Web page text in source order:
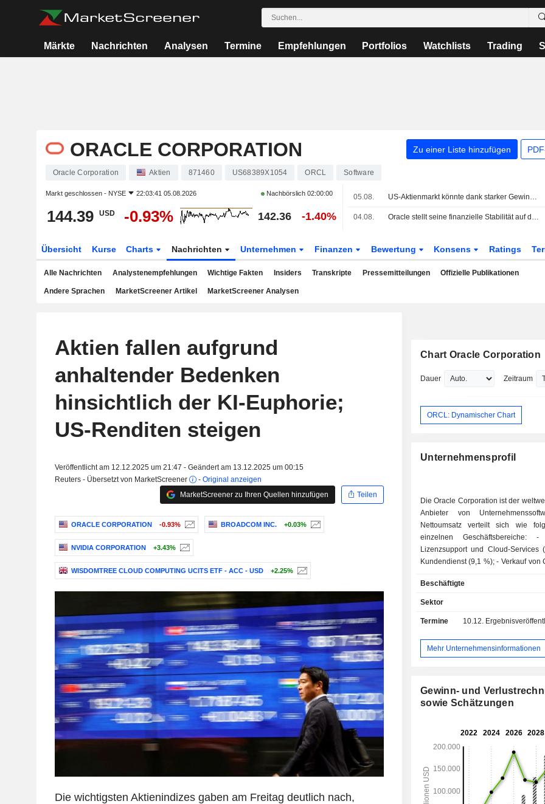
Märkte Nachrichten Analysen Termine Empfehlungen Portfolios Watchlists Trading
ORACLE CORPORATION Zu einer Liste hinzufügen
Oracle Corporation Aktien 871460 US68389X1054 ORCL Software
Markt geschlossen - NYSE 22:03:41 05.08.2026 Nachbörslich02:00:00
144.39 USD -0.93% 142.36 -1.40%
05.08. US-Aktienmarkt könnte dank starker Gewinne weiter zulegen, nachdem der S&P 500 ein Rekordhoch erreicht hat
04.08. Oracle stellt seine finanzielle Stabilität auf die Probe, um das Rennen um künstliche Intelligenz zu beschleunigen
Übersicht Kurse Charts Nachrichten Unternehmen Finanzen Bewertung Konsens Ratings
Alle Nachrichten Analystenempfehlungen Wichtige Fakten Insiders Transkripte Pressemitteilungen Offizielle Publikationen
Andere Sprachen MarketScreener Artikel MarketScreener Analysen
Aktien fallen aufgrund
anhaltender Bedenken
hinsichtlich der KI-Euphorie;
US-Renditen steigen
Veröffentlicht am 12.12.2025 um 21:47 - Geändert am 13.12.2025 um 00:15
Reuters - Übersetzt von MarketScreener
- Original anzeigen
MarketScreener zu Ihren Quellen hinzufügen
Teilen
ORACLE CORPORATION -0.93% BROADCOM INC. +0.03%
NVIDIA CORPORATION +3.43%
WISDOMTREE CLOUD COMPUTING UCITS ETF - ACC - USD +2.25%
Die wichtigsten Aktienindizes gaben am Freitag deutlich nach,
Chart Oracle Corporation
Dauer Zeitraum
ORCL: Dynamischer Chart
Unternehmensprofil
Die Oracle Corporation ist der
Anbieter von
Nettoumsatz verteilt sich wie
einzelnen Geschäftsbereiche: - Software-
Lizenzsupport und Cloud-Services
Kundendienst (9,1 %); - Verkauf von Cloud- und
Datenbanksoftware,
Software
Nettoumsatz verteilt sich
Amerika (63,3 %), Europa/Naher
Beschäftigte
Sektor
Termine 10.12.
Mehr Unternehmensinformationen
Gewinn- und
sowie Schätzungen